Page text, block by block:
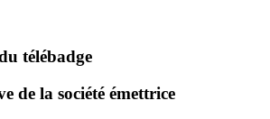
télébadge
de la société émettrice